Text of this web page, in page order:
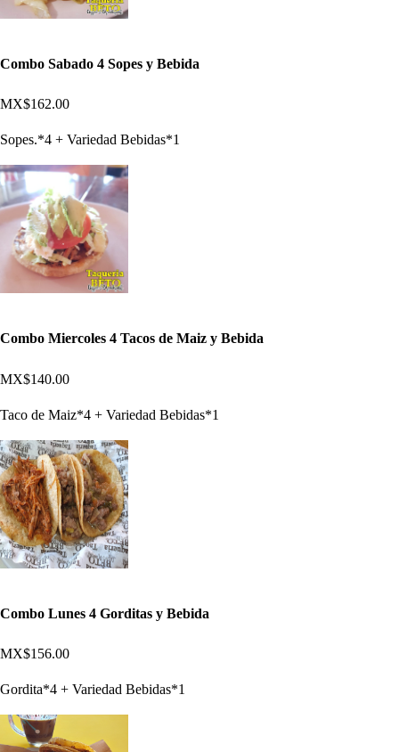
Combo Sabado 4 Sopes y Bebida
MX$162.00
Sopes.*4 + Variedad Bebidas*1
Combo Miercoles 4 Tacos de Maiz y Bebida
MX$140.00
Taco de Maiz*4 + Variedad Bebidas*1
Combo Lunes 4 Gorditas y Bebida
MX$156.00
Gordita*4 + Variedad Bebidas*1